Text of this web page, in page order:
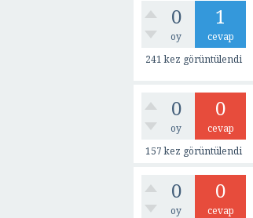
0
oy
1
cevap
241kez görüntülendi
0
oy
0
cevap
157kez görüntülendi
0
oy
0
cevap